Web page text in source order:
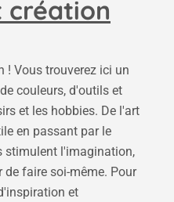
création
! Vous trouverez ici un
couleurs, d'outils et
et les hobbies. De l'art
en passant par le
stimulent l'imagination,
faire soi-même. Pour
et